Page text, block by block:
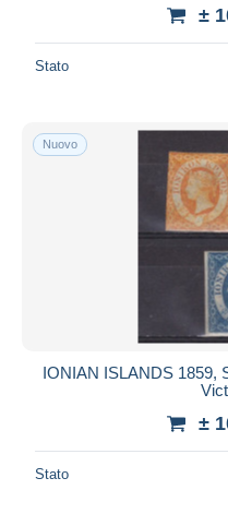
±
Stato
Nuovo
IONIAN ISLANDS 1859,
±
Stato